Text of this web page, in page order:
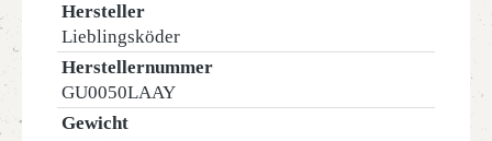
Hersteller
Lieblingsköder
Herstellernummer
GU0050LAAY
Gewicht